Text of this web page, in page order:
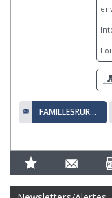
FAMILLESRURALES34@WANADOO.FR